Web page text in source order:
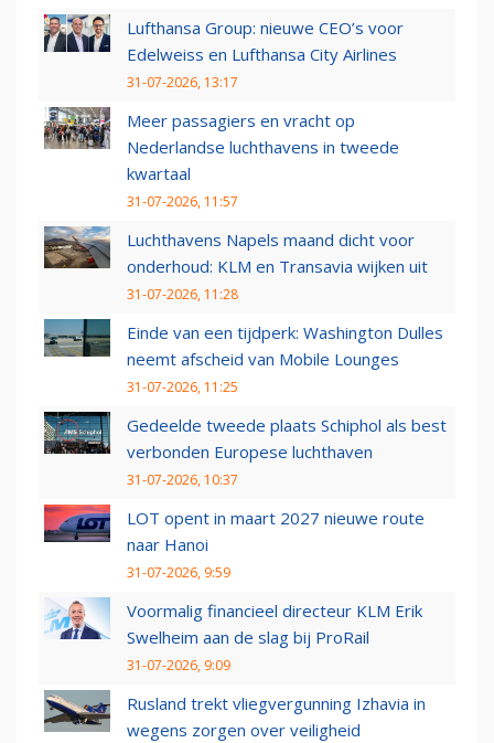
Lufthansa Group: nieuwe CEO’s voor
Edelweiss en Lufthansa City Airlines
31-07-2026, 13:17
Meer passagiers en vracht op
Nederlandse luchthavens in tweede
kwartaal
31-07-2026, 11:57
Luchthavens Napels maand dicht voor
onderhoud: KLM en Transavia wijken uit
31-07-2026, 11:28
Einde van een tijdperk: Washington Dulles
neemt afscheid van Mobile Lounges
31-07-2026, 11:25
Gedeelde tweede plaats Schiphol als best
verbonden Europese luchthaven
31-07-2026, 10:37
LOT opent in maart 2027 nieuwe route
naar Hanoi
31-07-2026, 9:59
Voormalig financieel directeur KLM Erik
Swelheim aan de slag bij ProRail
31-07-2026, 9:09
Rusland trekt vliegvergunning Izhavia in
wegens zorgen over veiligheid